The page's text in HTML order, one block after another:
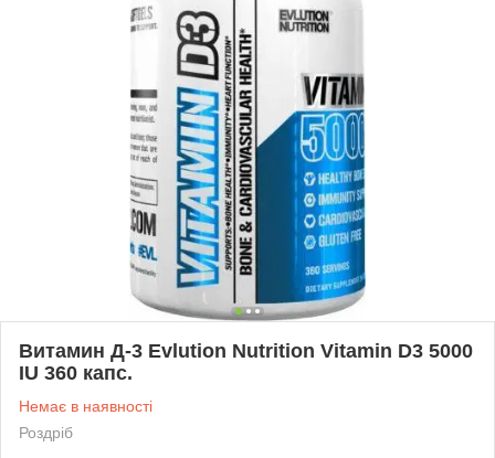
Витамин Д-3 Evlution Nutrition Vitamin D3 5000
IU 360 капс.
Немає в наявності
Роздріб